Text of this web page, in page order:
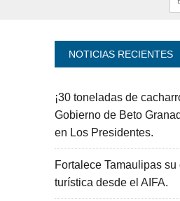
NOTICIAS RECIENTES
¡30 toneladas de
Gobierno de Beto
en Los Presidentes.
Fortalece Tamaulipas
turística desde el AIFA.